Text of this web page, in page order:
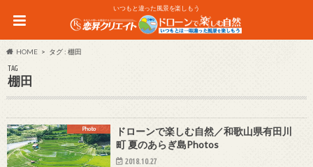
いつもと違った風景を楽しもう
HOME タグ : 棚田
TAG
棚田
Photo
ドローンで楽しむ自然／和歌山県有田川
町 夏のあらぎ島Photos
2018.10.27